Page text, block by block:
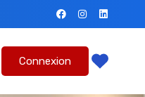
Connexion